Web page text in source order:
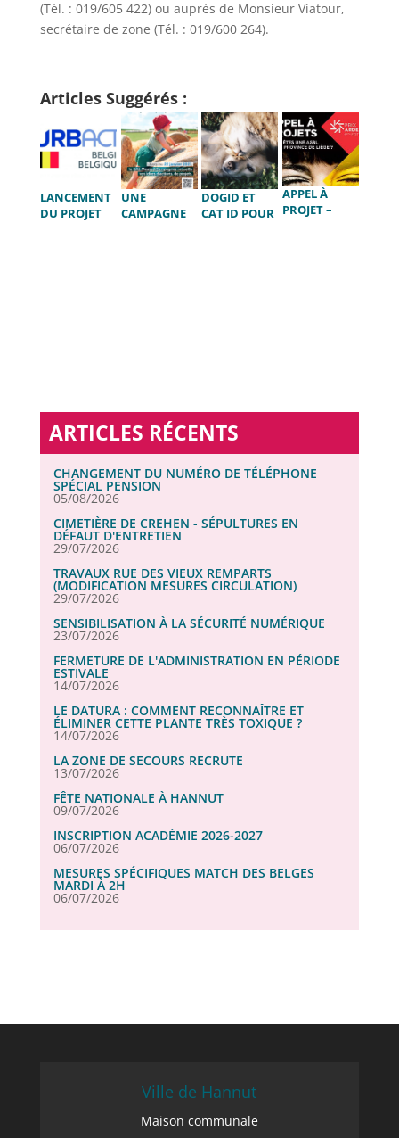
(Tél. : 019/605 422) ou auprès de Monsieur Viatour,
secrétaire de zone (Tél. : 019/600 264).
Articles Suggérés :
LANCEMENT
DU PROJET
UNE
CAMPAGNE
DOGID ET
CAT ID POUR
APPEL À
PROJET –
ARTICLES RÉCENTS
CHANGEMENT DU NUMÉRO DE TÉLÉPHONE
SPÉCIAL PENSION
05/08/2026
CIMETIÈRE DE CREHEN - SÉPULTURES EN
DÉFAUT D'ENTRETIEN
29/07/2026
TRAVAUX RUE DES VIEUX REMPARTS
(MODIFICATION MESURES CIRCULATION)
29/07/2026
SENSIBILISATION À LA SÉCURITÉ NUMÉRIQUE
23/07/2026
FERMETURE DE L'ADMINISTRATION EN PÉRIODE
ESTIVALE
14/07/2026
LE DATURA : COMMENT RECONNAÎTRE ET
ÉLIMINER CETTE PLANTE TRÈS TOXIQUE ?
14/07/2026
LA ZONE DE SECOURS RECRUTE
13/07/2026
FÊTE NATIONALE À HANNUT
09/07/2026
INSCRIPTION ACADÉMIE 2026-2027
06/07/2026
MESURES SPÉCIFIQUES MATCH DES BELGES
MARDI À 2H
06/07/2026
Ville de Hannut
Maison communale